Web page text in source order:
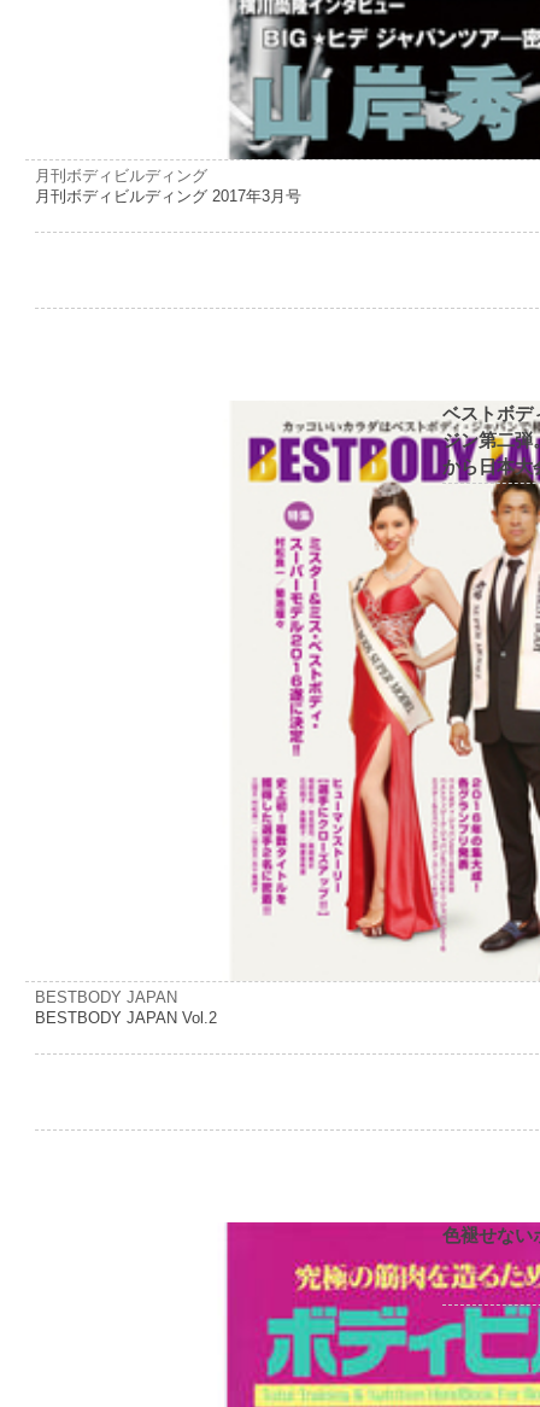
月刊ボディビルディング
月刊ボディビルディング 2017年3月号
ベストボデ
ジン第二弾
から日本大
BESTBODY JAPAN
BESTBODY JAPAN Vol.2
色褪せない